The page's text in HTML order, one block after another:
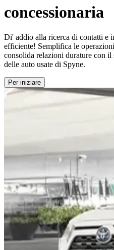
concessionaria
Di' addio alla ricerca di contatti e
efficiente! Semplifica le
consolida relazioni durature con
delle auto usate di Spyne.
Per iniziare